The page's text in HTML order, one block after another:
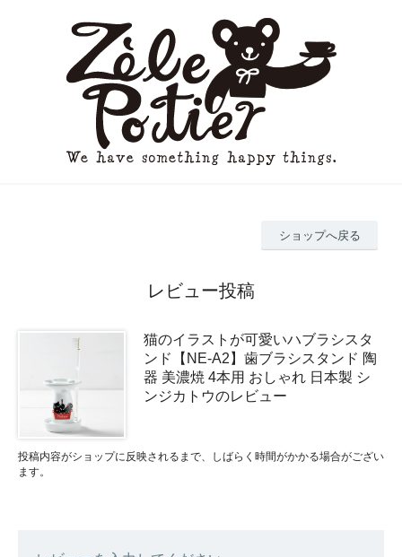
ショップへ戻る
レビュー投稿
猫のイラストが可愛いハブラシスタ
ンド【NE-A2】歯ブラシスタンド 陶
器 美濃焼 4本用 おしゃれ 日本製 シ
ンジカトウのレビュー
投稿内容がショップに反映されるまで、しばらく時間がかかる場合がござい
ます。